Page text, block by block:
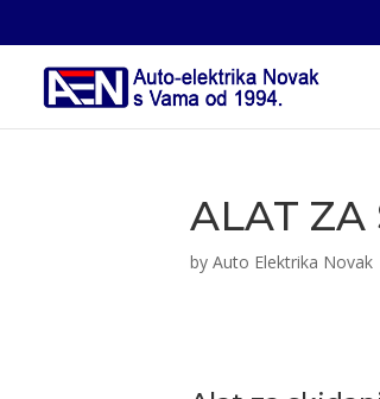
ALAT ZA
by Auto Elektrika Novak